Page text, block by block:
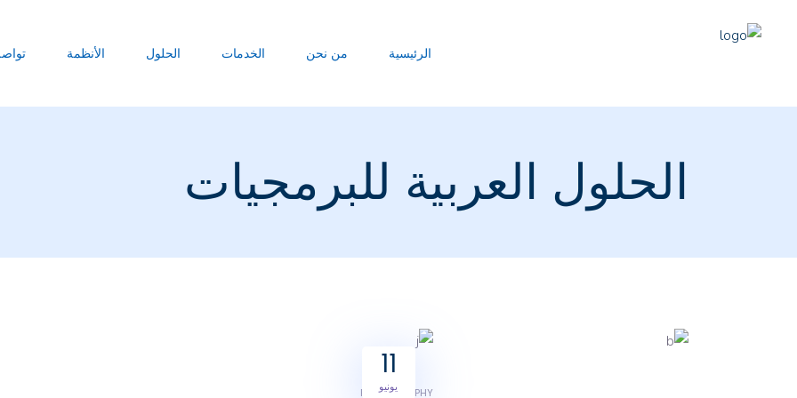
الرئيسية من نحن الخدمات الحلول الأنظمة
الحلول العربية للبرمجيات
11
يونيو
PHOTOGRAPHY